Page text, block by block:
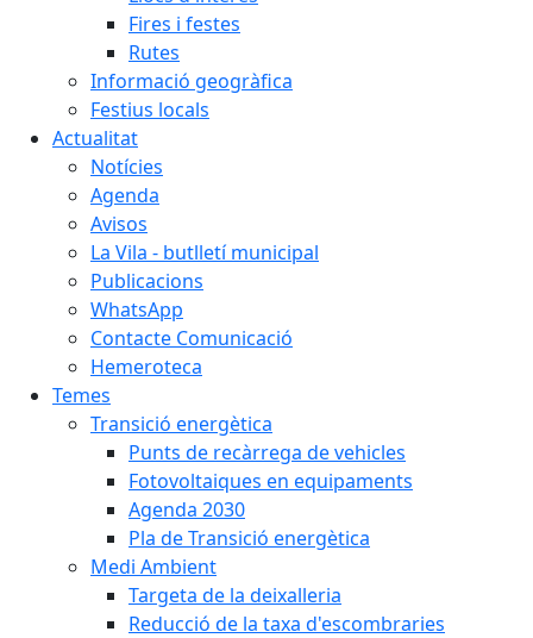
Fires i festes
Rutes
Informació geogràfica
Festius locals
Actualitat
Notícies
Agenda
Avisos
La Vila - butlletí municipal
Publicacions
WhatsApp
Contacte Comunicació
Hemeroteca
Temes
Transició energètica
Punts de recàrrega de vehicles
Fotovoltaiques en equipaments
Agenda 2030
Pla de Transició energètica
Medi Ambient
Targeta de la deixalleria
Reducció de la taxa d'escombraries